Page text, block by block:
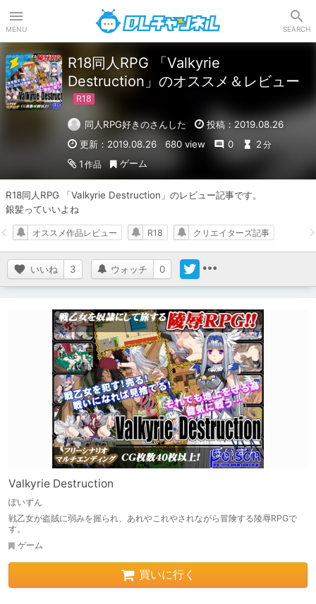
MENU SEARCH
R18同人RPG 「Valkyrie
Destruction」のオススメ＆レビュー
同人RPG好きのさんした
投稿：2019.08.26
更新：2019.08.26
680 view 0 2 分
1 作品 ゲーム
R18同人RPG 「Valkyrie Destruction」のレビュー記事です。
銀髪っていいよね
いいね 3 ウォッチ 0
オススメ作品レビュー R18 クリエイターズ記事
Valkyrie Destruction
ぽいずん
戦乙女が盗賊に弱みを握られ、あれやこれやされながら冒険する陵辱RPGで
す。
ゲーム
買いに行く